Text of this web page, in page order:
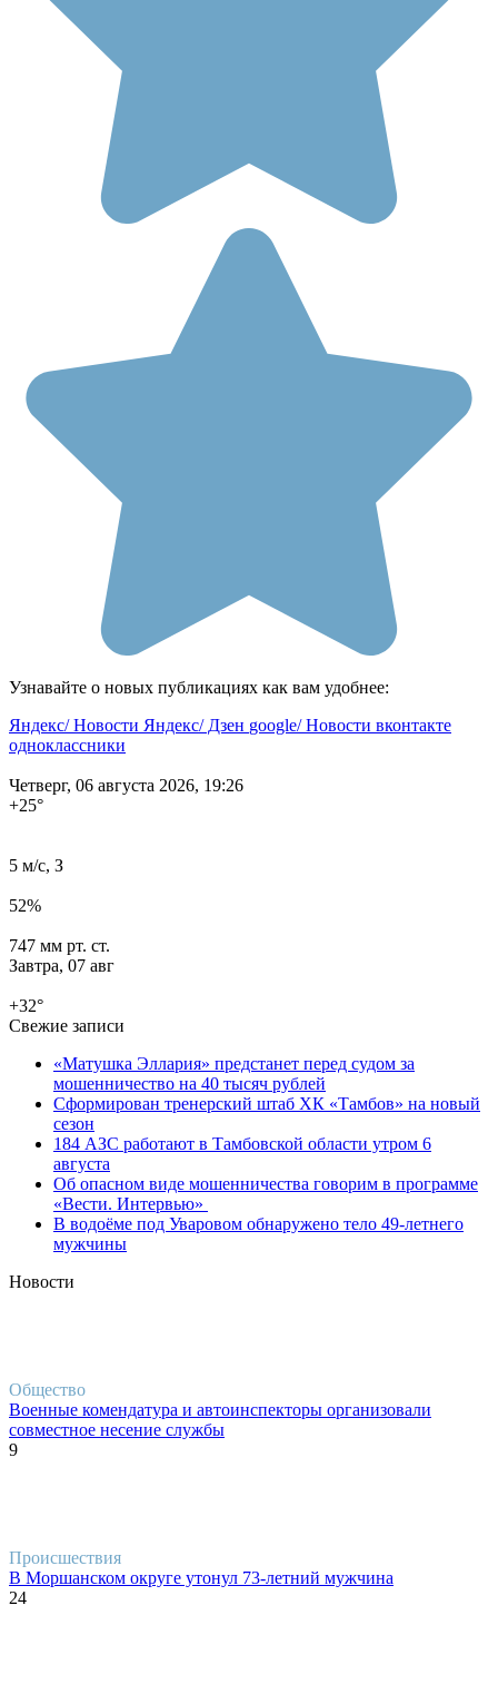
Узнавайте о новых публикациях как вам удобнее:
Яндекс/ Новости Яндекс/ Дзен google/ Новости вконтакте
одноклассники
Четверг, 06 августа 2026, 19:26
+25°
5 м/с, З
52%
747 мм рт. ст.
Завтра, 07 авг
+32°
Свежие записи
«Матушка Эллария» предстанет перед судом за
мошенничество на 40 тысяч рублей
Сформирован тренерский штаб ХК «Тамбов» на новый
сезон
184 АЗС работают в Тамбовской области утром 6
августа
Об опасном виде мошенничества говорим в программе
«Вести. Интервью»
В водоёме под Уваровом обнаружено тело 49-летнего
мужчины
Новости
Общество
Военные комендатура и автоинспекторы организовали
совместное несение службы
9
Происшествия
В Моршанском округе утонул 73-летний мужчина
24